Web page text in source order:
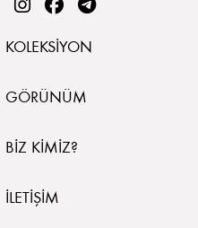
KOLEKSIYON
GÖRÜNÜM
BIZ KIMIZ?
İLETIŞIM